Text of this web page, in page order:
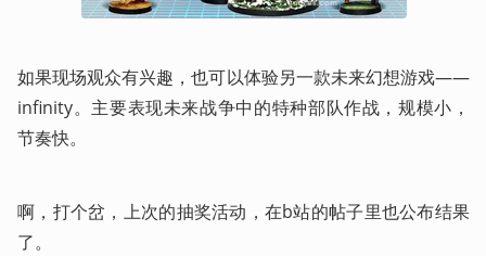
如果现场观众有兴趣，也可以体验另一款未来幻想游戏——
infinity。主要表现未来战争中的特种部队作战，规模小，
节奏快。
啊，打个岔，上次的抽奖活动，在b站的帖子里也公布结果
了。